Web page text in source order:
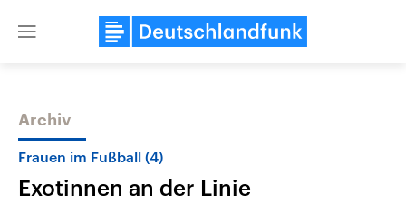
Close
Themen
Archiv
Frauen im Fußball (4)
Exotinnen an der Linie